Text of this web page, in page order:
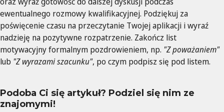
ewentualnego rozmowy kwalifikacyjnej. Podziękuj za
poświęcenie czasu na przeczytanie Twojej aplikacji i wyraź
nadzieję na pozytywne rozpatrzenie. Zakończ list
motywacyjny formalnym pozdrowieniem, np. "Z poważaniem"
lub "Z wyrazami szacunku", po czym podpisz się pod listem.
Podoba Ci się artykuł? Podziel się nim ze
znajomymi!